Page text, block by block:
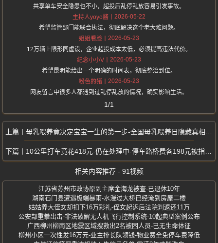
共享单车安全隐患也不小，超投后乱停乱放容易引发事故。
主持人yoyo酱
2026-05-22
希望监管部门能联合执法，彻底解决这个老大难问题。
姐姐看脸
2026-05-23
12万辆上限形同虚设，企业超投成本太低，必须提高违法代价。
纪念小小V
2026-05-23
希望昆明能给出一个明确的时间表，彻底整治到位。
粉色的猪
2026-05-23
网友留言中很多人都遇到过乱停乱放的情况，确实影响生活。
1/1
母乳喂养竟决定宝宝一生的第一步-全国母乳喂养日隐藏真相曝光
10公里打车竟花418元-仍在处理中-停车路桥费各198元被指乱收费
相关内容推荐 - 91视频
江苏省苏州市政协原副主席金海龙被查-已退休10年
湖南石门县遭遇极端暴雨-水漫过大桥已经淹到房屋二楼
姑姑养大侄女却扣下16万彩礼-侄女起诉后法院判返还11万
公安部重拳出击-非法破解无人机飞行控制系统-10起典型案例公布
广西柳州柳南区地震区域搜救出2名被困人员-已无生命体征
柳州小区一次性发16万元-业主排长队领钱-物业费全免停车费降低